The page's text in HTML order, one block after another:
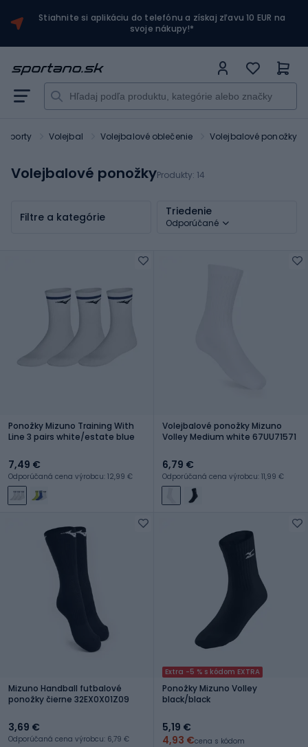
Stiahnite si aplikáciu do telefónu a získaj zľavu 10 EUR na
svoje nákupy!*
športy Volejbal Volejbalové oblečenie Volejbalové ponožky
Volejbalové ponožkyProdukty: 14
Filtre a kategórie Triedenie
Odporúčané
Ponožky Mizuno Training With
Line 3 pairs white/estate blue
7,49 €
Odporúčaná cena výrobcu: 12,99 €
Volejbalové ponožky Mizuno
Volley Medium white 67UU71571
6,79 €
Odporúčaná cena výrobcu: 11,99 €
Mizuno Handball futbalové
ponožky čierne 32EX0X01Z09
3,69 €
Odporúčaná cena výrobcu: 6,79 €
Extra -5 % s kódom EXTRA
Ponožky Mizuno Volley
black/black
5,19 €
4,93 €cena s kódom